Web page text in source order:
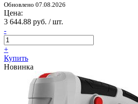
Обновлено 07.08.2026
Цена:
3 644.88 руб. / шт.
-
+
Купить
Новинка